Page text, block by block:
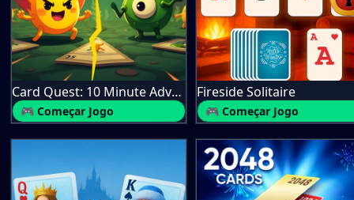
Card Quest: 10 Minute Adventure
🎮 Começar Jogo
Fireside Solitaire
🎮 Começar Jogo